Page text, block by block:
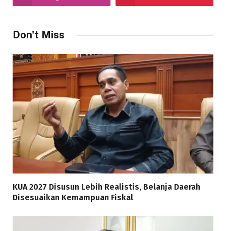
Don't Miss
KUA 2027 Disusun Lebih Realistis, Belanja Daerah
Disesuaikan Kemampuan Fiskal